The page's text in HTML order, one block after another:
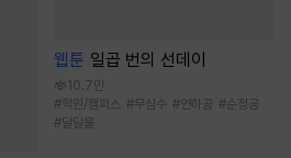
웹툰 일곱 번의 선데이
10.7만
#학원/캠퍼스 #무심수 #연하공 #순정공
#달달물